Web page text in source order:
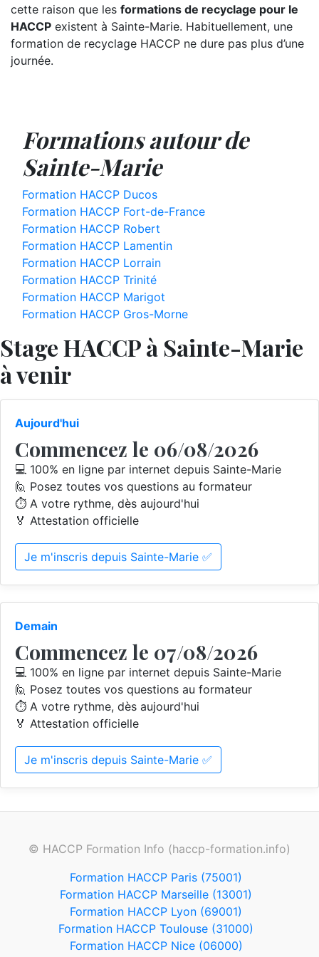
cette raison que les formations de recyclage pour le
HACCP existent à Sainte-Marie. Habituellement, une
formation de recyclage HACCP ne dure pas plus d’une
journée.
Formations autour de
Sainte-Marie
Formation HACCP Ducos
Formation HACCP Fort-de-France
Formation HACCP Robert
Formation HACCP Lamentin
Formation HACCP Lorrain
Formation HACCP Trinité
Formation HACCP Marigot
Formation HACCP Gros-Morne
Stage HACCP à Sainte-Marie
à venir
Aujourd'hui
Commencez le 06/08/2026
💻 100% en ligne par internet depuis Sainte-Marie
🙋 Posez toutes vos questions au formateur
⏱️ A votre rythme, dès aujourd'hui
🏅 Attestation officielle
Je m'inscris depuis Sainte-Marie ✅
Demain
Commencez le 07/08/2026
💻 100% en ligne par internet depuis Sainte-Marie
🙋 Posez toutes vos questions au formateur
⏱️ A votre rythme, dès aujourd'hui
🏅 Attestation officielle
Je m'inscris depuis Sainte-Marie ✅
© HACCP Formation Info (haccp-formation.info)
Formation HACCP Paris (75001)
Formation HACCP Marseille (13001)
Formation HACCP Lyon (69001)
Formation HACCP Toulouse (31000)
Formation HACCP Nice (06000)